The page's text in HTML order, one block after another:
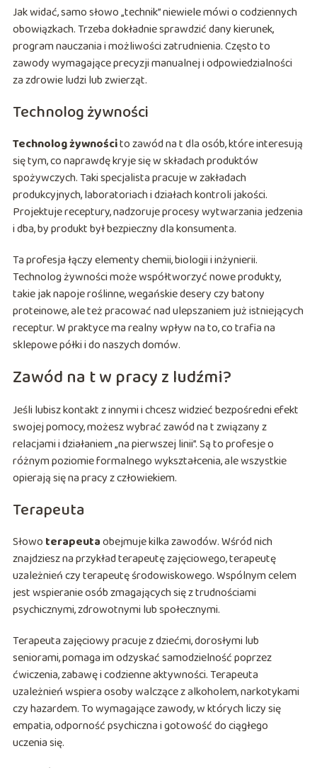
Jak widać, samo słowo „technik” niewiele mówi o codziennych
obowiązkach. Trzeba dokładnie sprawdzić dany kierunek,
program nauczania i możliwości zatrudnienia. Często to
zawody wymagające precyzji manualnej i odpowiedzialności
za zdrowie ludzi lub zwierząt.
Technolog żywności
Technolog żywnościto zawód na t dla osób, które interesują
się tym, co naprawdę kryje się w składach produktów
spożywczych. Taki specjalista pracuje w zakładach
produkcyjnych, laboratoriach i działach kontroli jakości.
Projektuje receptury, nadzoruje procesy wytwarzania jedzenia
i dba, by produkt był bezpieczny dla konsumenta.
Ta profesja łączy elementy chemii, biologii i inżynierii.
Technolog żywności może współtworzyć nowe produkty,
takie jak napoje roślinne, wegańskie desery czy batony
proteinowe, ale też pracować nad ulepszaniem już istniejących
receptur. W praktyce ma realny wpływ na to, co trafia na
sklepowe półki i do naszych domów.
Zawód na t w pracy z ludźmi?
Jeśli lubisz kontakt z innymi i chcesz widzieć bezpośredni efekt
swojej pomocy, możesz wybrać zawód na t związany z
relacjami i działaniem „na pierwszej linii”. Są to profesje o
różnym poziomie formalnego wykształcenia, ale wszystkie
opierają się na pracy z człowiekiem.
Terapeuta
Słowo terapeutaobejmuje kilka zawodów. Wśród nich
znajdziesz na przykład terapeutę zajęciowego, terapeutę
uzależnień czy terapeutę środowiskowego. Wspólnym celem
jest wspieranie osób zmagających się z trudnościami
psychicznymi, zdrowotnymi lub społecznymi.
Terapeuta zajęciowy pracuje z dziećmi, dorosłymi lub
seniorami, pomaga im odzyskać samodzielność poprzez
ćwiczenia, zabawę i codzienne aktywności. Terapeuta
uzależnień wspiera osoby walczące z alkoholem, narkotykami
czy hazardem. To wymagające zawody, w których liczy się
empatia, odporność psychiczna i gotowość do ciągłego
uczenia się.